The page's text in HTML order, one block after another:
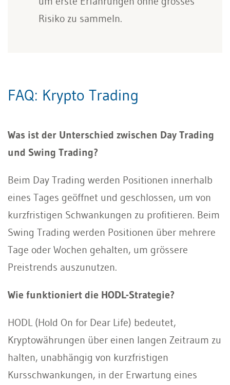
Risiko zu sammeln.
FAQ: Krypto Trading
Was ist der Unterschied zwischen Day Trading
und Swing Trading?
Beim Day Trading werden Positionen innerhalb
eines Tages geöffnet und geschlossen, um von
kurzfristigen Schwankungen zu profitieren. Beim
Swing Trading werden Positionen über mehrere
Tage oder Wochen gehalten, um grössere
Preistrends auszunutzen.
Wie funktioniert die HODL-Strategie?
HODL (Hold On for Dear Life) bedeutet,
Kryptowährungen über einen langen Zeitraum zu
halten, unabhängig von kurzfristigen
Kursschwankungen, in der Erwartung eines